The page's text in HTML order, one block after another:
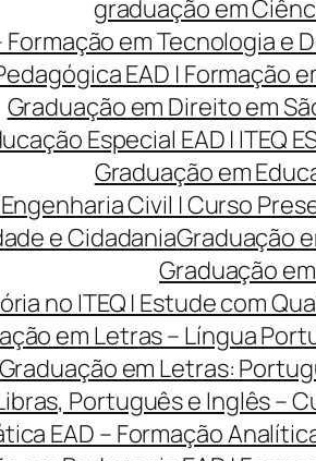
graduação em
em Tecnologia e
EAD | Formação
Graduação em Direito em
Especial EAD | ITEQ
Graduação em
Civil | Curso
e CidadaniaGraduação
Graduação
no ITEQ | Estude com
em Letras – Língua
Graduação em Letras:
Português e Inglês –
EAD – Formação